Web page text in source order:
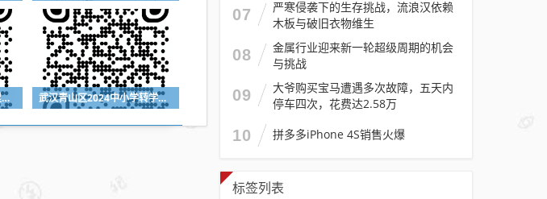
武汉青山区2024转学在哪里登记（登记入口+登记时间+所需材料） 武汉青山区2024中小学转学需要什么材料
07
严寒侵袭下的生存挑战，流浪汉依赖
木板与破旧衣物维生
08
金属行业迎来新一轮超级周期的机会
与挑战
09
大爷购买宝马遭遇多次故障，五天内
停车四次，花费达2.58万
10 拼多多iPhone 4S销售火爆
标签列表